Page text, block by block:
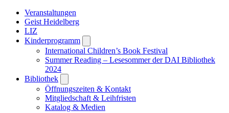
Veranstaltungen
Geist Heidelberg
LIZ
Kinderprogramm
submenu
International Children’s Book Festival
Summer Reading – Lesesommer der DAI Bibliothek
2024
Bibliothek
submenu
Öffnungszeiten & Kontakt
Mitgliedschaft & Leihfristen
Katalog & Medien